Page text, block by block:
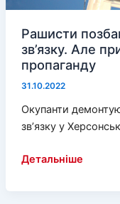
Рашисти
зв’язку. Але
пропаганду
31.10.2022
Окупанти
зв’язку у
Рашисти
Детальніше